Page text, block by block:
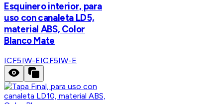
Esquinero interior, para
uso con canaleta LD5,
material ABS, Color
Blanco Mate
ICF5IW-EICF5IW-E